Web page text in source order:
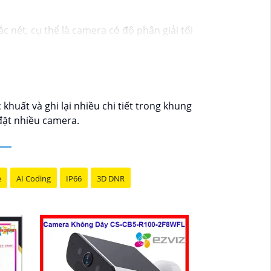
nét, cụ thể là camera có độ phân giải tối
như cổng ra vào, kho hàng, khu vực lưu
ổn định.- Xem xét việc tổ chức các buổi
của mình một cách hiệu quả. Nếu có bất
xin vui lòng cho biết để được hỗ trợ
và ghi lại nhiều chi tiết trong khung
nhiều camera.
AI Coding IP66 3D DNR